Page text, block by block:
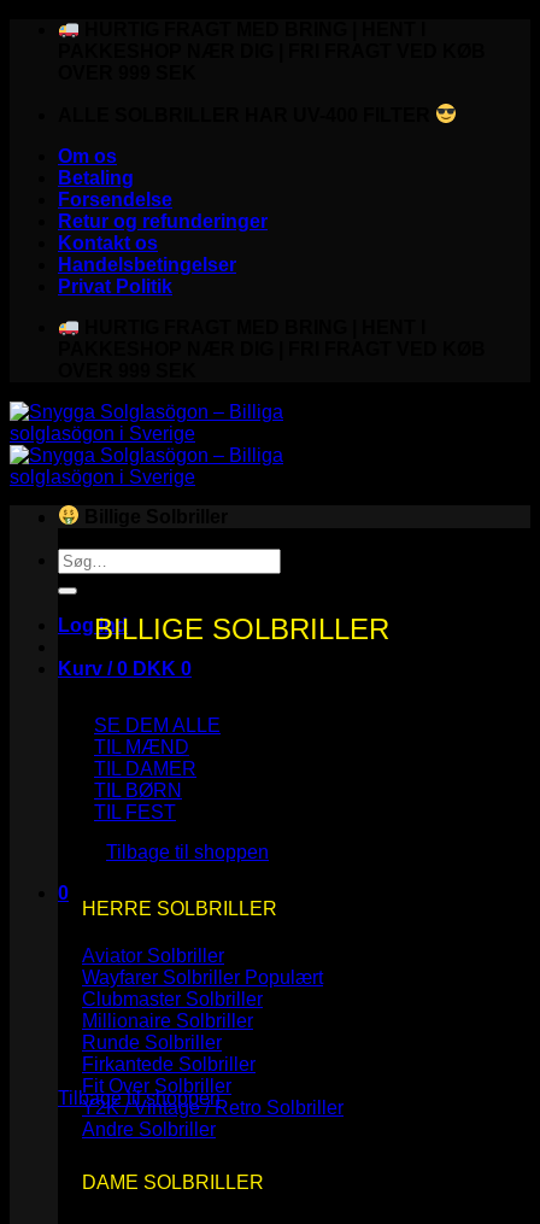
Fortsæt
Om os
Betaling
Forsendelse
Retur og refunderinger
Kontakt os
Handelsbetingelser
Privat Politik
Søg
efter:
Log ind
Kurv /0 DKK 0
Ingen varer i kurven.
Tilbage til shoppen
0
Kurv
Ingen varer i kurven.
Tilbage til shoppen
BILLIGE SOLBRILLER
SE DEM ALLE
TIL MÆND
TIL DAMER
TIL BØRN
TIL FEST
HERRE SOLBRILLER
Aviator Solbriller
Wayfarer Solbriller
Clubmaster Solbriller
Millionaire Solbriller
Runde Solbriller
Firkantede Solbriller
Fit Over Solbriller
Y2K / Vintage / Retro Solbriller
Andre Solbriller
DAME SOLBRILLER